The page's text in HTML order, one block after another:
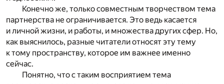
Конечно же, только совместным творчеством тема
партнерства не ограничивается. Это ведь касается
и личной жизни, и работы, и множества других сфер. Но,
как выяснилось, разные читатели относят эту тему
к тому пространству, которое им важнее именно
сейчас.
Понятно, что с таким восприятием тема